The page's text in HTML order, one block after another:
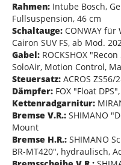
Rahmen: Intube Bosch,
Fullsuspension, 46 cm
Schaltauge: CONWAY für
Cairon SUV FS, ab Mod.
Gabel: ROCKSHOX
SoloAir, Motion Control,
Steuersatz: ACROS ZS56/
Dämpfer: FOX "Float
Kettenradgarnitur:
Bremse V.R.: SHIMANO
Mount
Bremse H.R.: SHIMANO
BR-MT420", hydraulisch,